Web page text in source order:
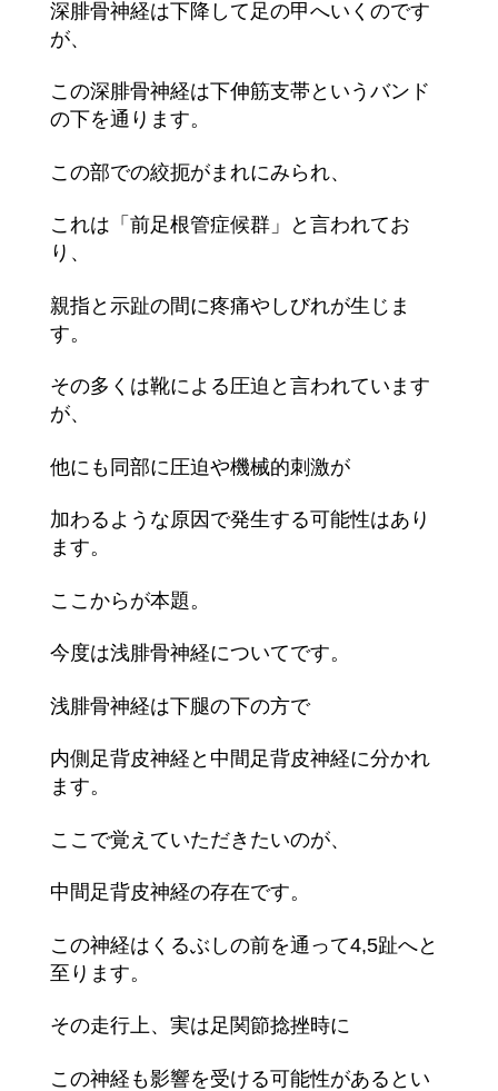
深腓骨神経は下降して足の甲へいくのです
が、
この深腓骨神経は下伸筋支帯というバンド
の下を通ります。
この部での絞扼がまれにみられ、
これは「前足根管症候群」と言われてお
り、
親指と示趾の間に疼痛やしびれが生じま
す。
その多くは靴による圧迫と言われています
が、
他にも同部に圧迫や機械的刺激が
加わるような原因で発生する可能性はあり
ます。
ここからが本題。
今度は浅腓骨神経についてです。
浅腓骨神経は下腿の下の方で
内側足背皮神経と中間足背皮神経に分かれ
ます。
ここで覚えていただきたいのが、
中間足背皮神経の存在です。
この神経はくるぶしの前を通って4,5趾へと
至ります。
その走行上、実は足関節捻挫時に
この神経も影響を受ける可能性があるとい